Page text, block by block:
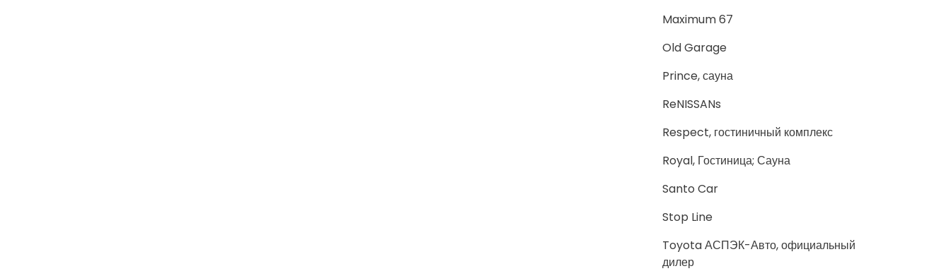
Maximum 67
Old Garage
Prince, сауна
ReNISSANs
Respect, гостиничный комплекс
Royal, Гостиница; Сауна
Santo Car
Stop Line
Toyota АСПЭК-Авто, официальный
дилер